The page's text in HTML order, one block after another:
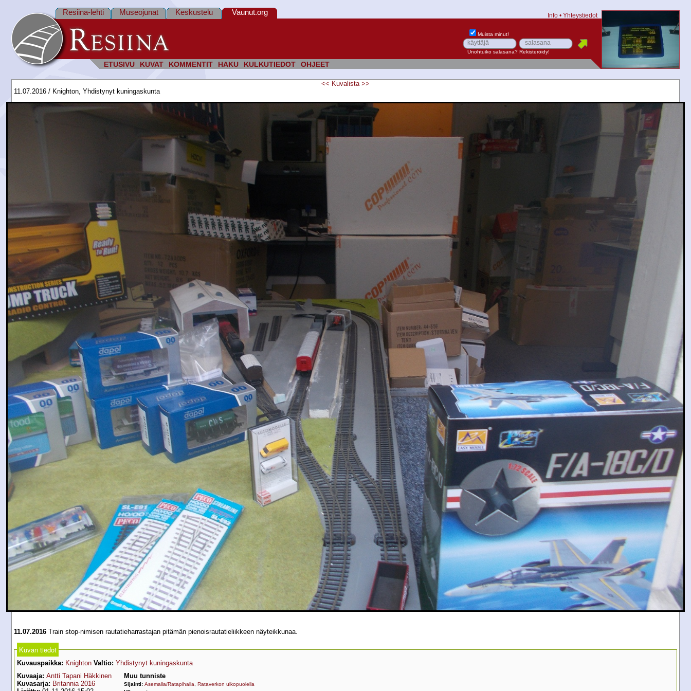
ETUSIVU KUVAT KOMMENTIT HAKU KULKUTIEDOT OHJEET
Resiina-lehti Museojunat Keskustelu Vaunut.org Info • Yhteystiedot
Muista minut!
Unohtuiko salasana? Rekisteröidy!
<< Kuvalista >>
11.07.2016 / Knighton, Yhdistynyt kuningaskunta
11.07.2016 Train stop-nimisen rautatieharrastajan pitämän pienoisrautatieliikkeen näyteikkunaa.
Kuvan tiedot
Kuvauspaikka: Knighton Valtio: Yhdistynyt kuningaskunta
Kuvaaja: Antti Tapani Häkkinen
Kuvasarja: Britannia 2016
Muu tunniste
Sijainti: Asemalla/Ratapihalla
Rataverkon ulkopuolella